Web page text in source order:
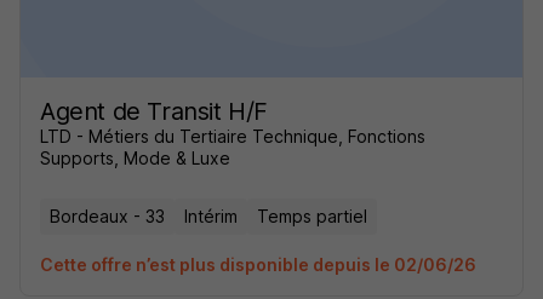
Agent de Transit H/F
LTD - Métiers du Tertiaire Technique, Fonctions
Supports, Mode & Luxe
Bordeaux - 33 Intérim Temps partiel
Cette offre n’est plus disponible depuis le 02/06/26